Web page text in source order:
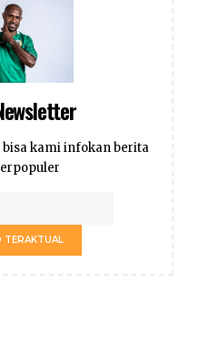
kami infokan berita
TERAKTUAL